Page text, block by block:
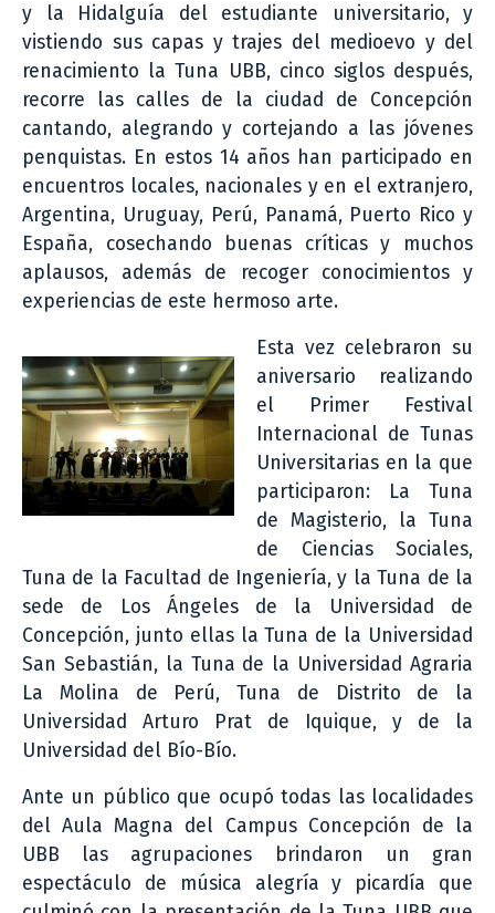
y la Hidalguía del estudiante universitario, y
vistiendo sus capas y trajes del medioevo y del
renacimiento la Tuna UBB, cinco siglos después,
recorre las calles de la ciudad de Concepción
cantando, alegrando y cortejando a las jóvenes
penquistas. En estos 14 años han participado en
encuentros locales, nacionales y en el extranjero,
Argentina, Uruguay, Perú, Panamá, Puerto Rico y
España, cosechando buenas críticas y muchos
aplausos, además de recoger conocimientos y
experiencias de este hermoso arte.
Esta vez celebraron su
aniversario realizando
el Primer Festival
Internacional de Tunas
Universitarias en la que
participaron: La Tuna
de Magisterio, la Tuna
de Ciencias Sociales,
Tuna de la Facultad de Ingeniería, y la Tuna de la
sede de Los Ángeles de la Universidad de
Concepción, junto ellas la Tuna de la Universidad
San Sebastián, la Tuna de la Universidad Agraria
La Molina de Perú, Tuna de Distrito de la
Universidad Arturo Prat de Iquique, y de la
Universidad del Bío-Bío.
Ante un público que ocupó todas las localidades
del Aula Magna del Campus Concepción de la
UBB las agrupaciones brindaron un gran
espectáculo de música alegría y picardía que